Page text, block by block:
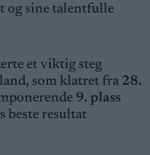
og sine talentfulle
et viktig steg
som klatret fra 28.
9. plass
beste resultat